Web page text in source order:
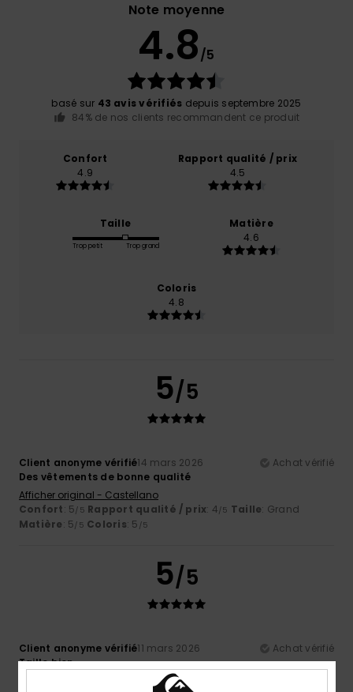
Note moyenne
4.8/5
basé sur 43 avis vérifiés depuis septembre 2025
84% de nos clients recommandent ce produit
Confort
4.9
Rapport qualité / prix
4.5
Taille
Trop petit Trop grand
Matière
4.6
Coloris
4.8
5/5
Client anonyme vérifié14 mars 2026
Achat vérifié
Des vêtements de bonne qualité
Afficher original - Castellano
Confort: 5/5 Rapport qualité / prix: 4/5 Taille: Grand
Matière: 5/5 Coloris: 5 /5
5/5
Client anonyme vérifié11 mars 2026
Achat vérifié
Taille bien
Rapport qualité / prix